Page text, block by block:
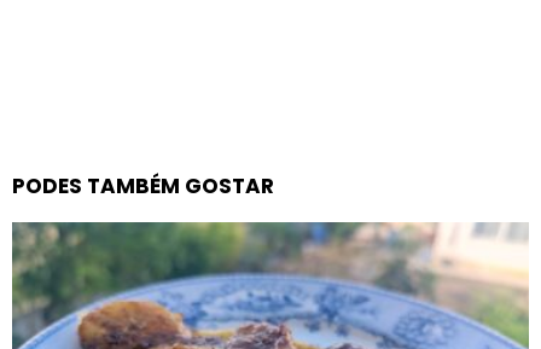
PODES TAMBÉM GOSTAR